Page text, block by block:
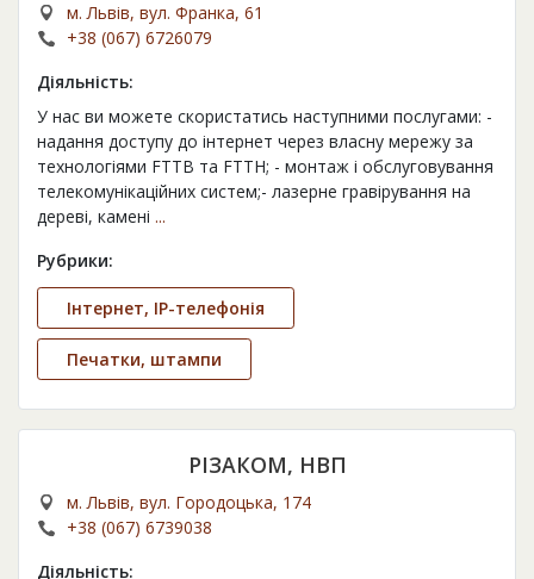
м. Львів, вул. Франка, 61
+38 (067) 6726079
Діяльність:
У нас ви можете скористатись наступними послугами: -
надання доступу до інтернет через власну мережу за
технологіями FTTB та FTTH; - монтаж і обслуговування
телекомунікаційних систем;- лазерне гравірування на
дереві, камені ...
Рубрики:
Інтернет, IP-телефонія
Печатки, штампи
РІЗАКОМ, НВП
м. Львів, вул. Городоцька, 174
+38 (067) 6739038
Діяльність: